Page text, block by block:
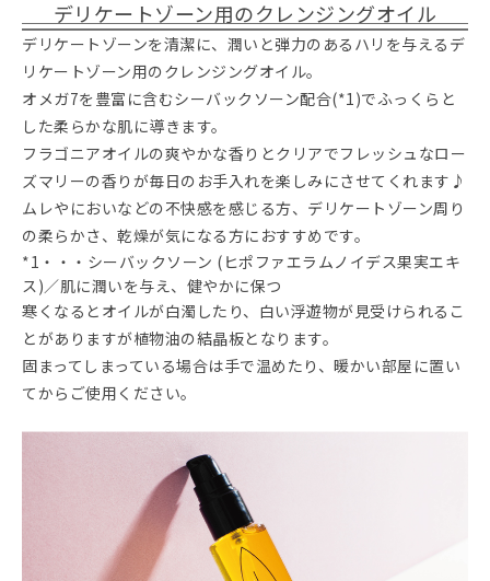
デリケートゾーン用のクレンジングオイル
デリケートゾーンを清潔に、潤いと弾力のあるハリを与えるデ
リケートゾーン用のクレンジングオイル。
オメガ7を豊富に含むシーバックソーン配合(*1)でふっくらと
した柔らかな肌に導きます。
フラゴニアオイルの爽やかな香りとクリアでフレッシュなロー
ズマリーの香りが毎日のお手入れを楽しみにさせてくれます♪
ムレやにおいなどの不快感を感じる方、デリケートゾーン周り
の柔らかさ、乾燥が気になる方におすすめです。
*1・・・シーバックソーン (ヒポファエラムノイデス果実エキ
ス)／肌に潤いを与え、健やかに保つ
寒くなるとオイルが白濁したり、白い浮遊物が見受けられるこ
とがありますが植物油の結晶板となります。
固まってしまっている場合は手で温めたり、暖かい部屋に置い
てからご使用ください。